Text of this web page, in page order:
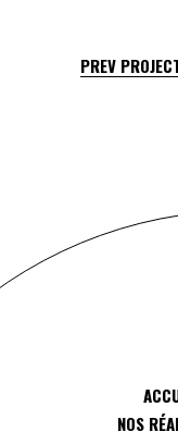
PREV
NOS